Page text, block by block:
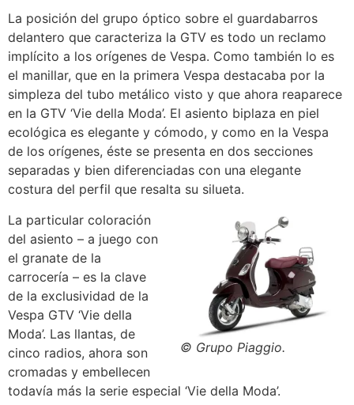
La posición del grupo óptico sobre el guardabarros
delantero que caracteriza la GTV es todo un reclamo
implícito a los orígenes de Vespa. Como también lo es
el manillar, que en la primera Vespa destacaba por la
simpleza del tubo metálico visto y que ahora reaparece
en la GTV ‘Vie della Moda’. El asiento biplaza en piel
ecológica es elegante y cómodo, y como en la Vespa
de los orígenes, éste se presenta en dos secciones
separadas y bien diferenciadas con una elegante
costura del perfil que resalta su silueta.
© Grupo Piaggio.
La particular coloración
del asiento – a juego con
el granate de la
carrocería – es la clave
de la exclusividad de la
Vespa GTV ‘Vie della
Moda’. Las llantas, de
cinco radios, ahora son
cromadas y embellecen
todavía más la serie especial ‘Vie della Moda’.